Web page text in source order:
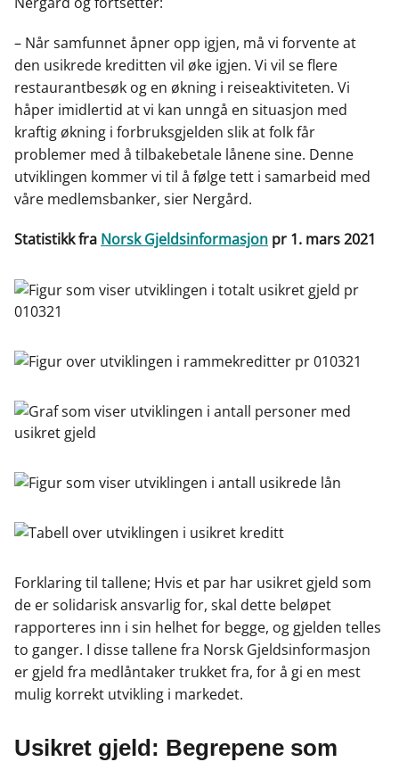
– Når samfunnet åpner opp igjen, må vi forvente at
den usikrede kreditten vil øke igjen. Vi vil se flere
restaurantbesøk og en økning i reiseaktiviteten. Vi
håper imidlertid at vi kan unngå en situasjon med
kraftig økning i forbruksgjelden slik at folk får
problemer med å tilbakebetale lånene sine. Denne
utviklingen kommer vi til å følge tett i samarbeid med
våre medlemsbanker, sier Nergård.
Statistikk fra Norsk Gjeldsinformasjon pr 1. mars 2021
Forklaring til tallene; Hvis et par har usikret gjeld som
de er solidarisk ansvarlig for, skal dette beløpet
rapporteres inn i sin helhet for begge, og gjelden telles
to ganger. I disse tallene fra Norsk Gjeldsinformasjon
er gjeld fra medlåntaker trukket fra, for å gi en mest
mulig korrekt utvikling i markedet.
Usikret gjeld: Begrepene som